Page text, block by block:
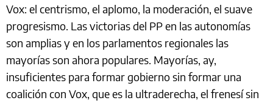
Vox: el centrismo, el aplomo, la moderación, el suave
progresismo. Las victorias del PP en las autonomías
son amplias y en los parlamentos regionales las
mayorías son ahora populares. Mayorías, ay,
insuficientes para formar gobierno sin formar una
coalición con Vox, que es la ultraderecha, el frenesí sin